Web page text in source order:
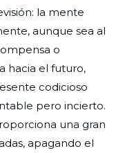
la mente
aunque sea al
o
hacia el futuro,
codicioso
pero incierto.
una gran
apagando el